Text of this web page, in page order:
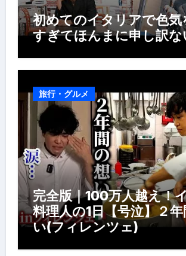
初めてのイタリアで色気
すぎてほんまに申し訳な
旅行・グルメ
完全版｜100万人越え！
料理人の1日【号泣】２
い(フィレンツェ)